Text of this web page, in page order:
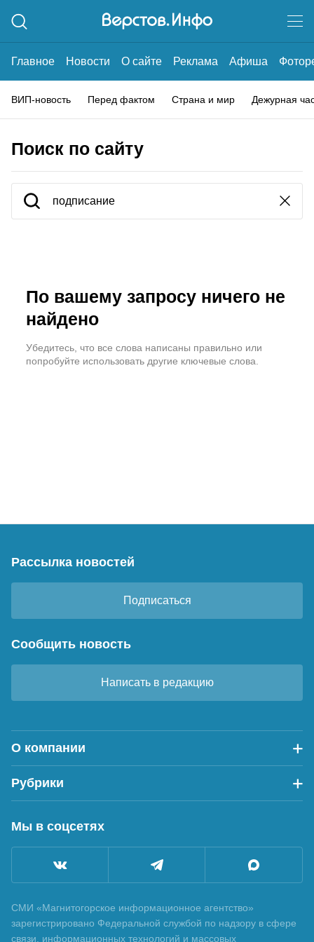
Главное Новости О сайте Реклама Афиша
ВИП-новость Перед фактом Страна и мир Дежурная
Поиск по сайту
По вашему запросу ничего не
найдено
Убедитесь, что все слова написаны правильно или
попробуйте использовать другие ключевые слова.
Рассылка новостей
Подписаться
Сообщить новость
Написать в редакцию
О компании
Рубрики
Мы в соцсетях
СМИ «Магнитогорское информационное агентство»
зарегистрировано Федеральной службой по надзору в сфере
связи, информационных технологий и массовых